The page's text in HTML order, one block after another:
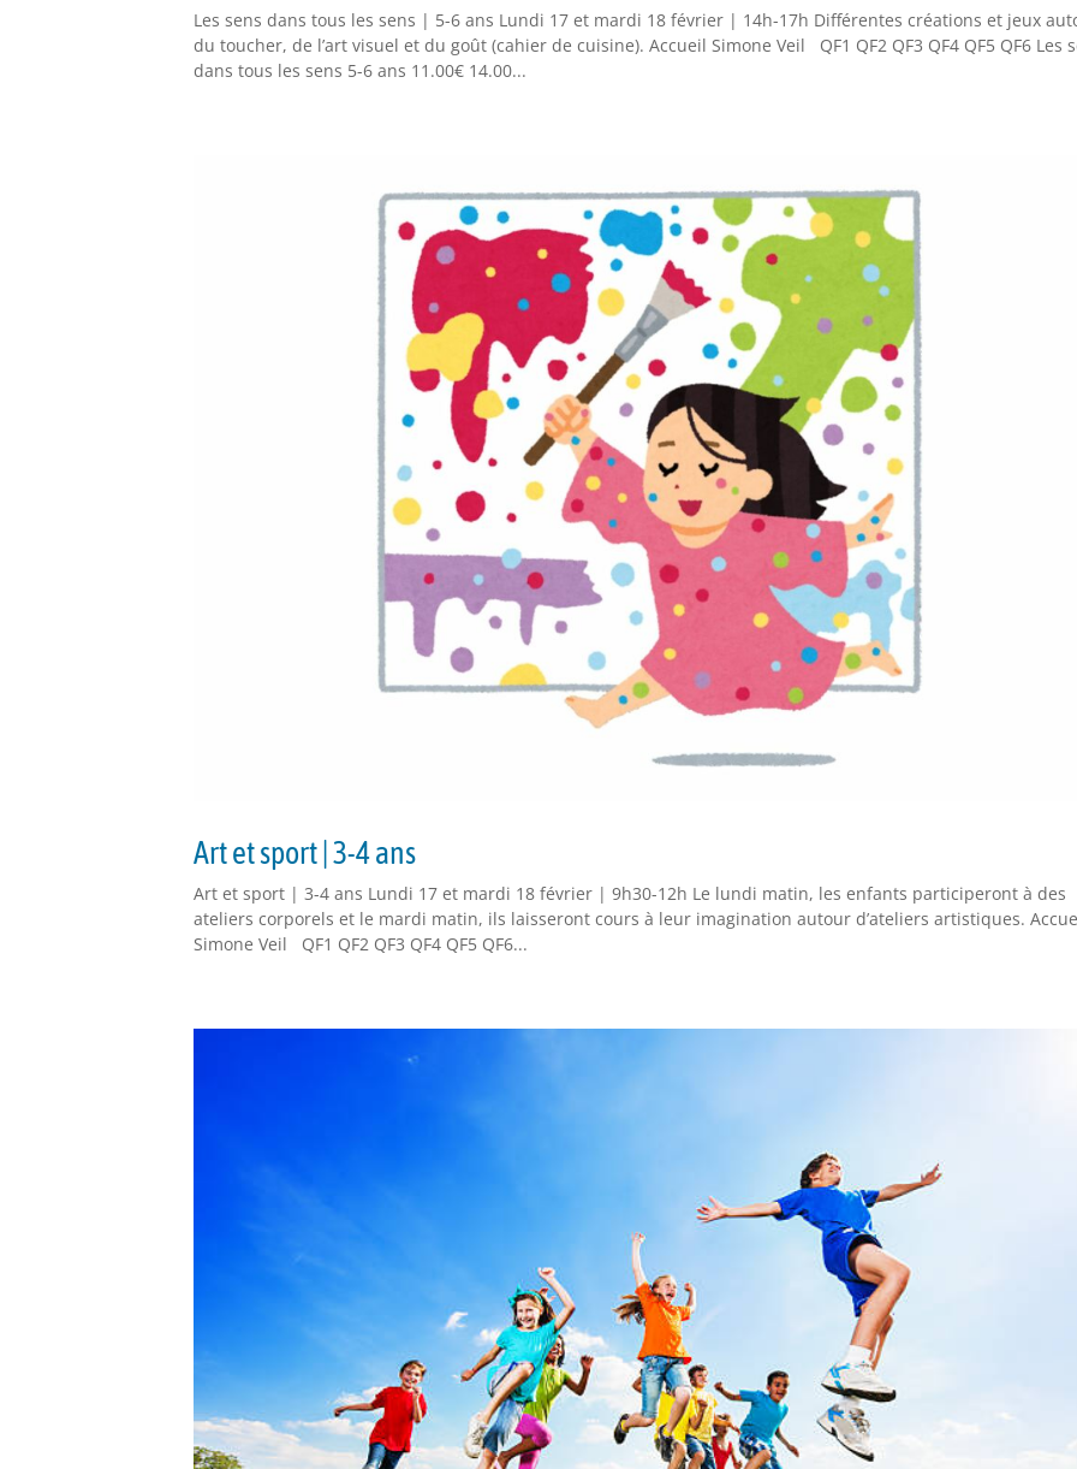
Les sens dans tous les sens | 5-6 ans Lundi 17 et mardi 18 février | 14h-17h Différentes créations et jeux
du toucher, de l’art visuel et du goût (cahier de cuisine). Accueil Simone Veil QF1 QF2 QF3 QF4 QF5 QF6 Les
dans tous les sens 5-6 ans 11.00€ 14.00...
Art et sport | 3-4 ans
Art et sport | 3-4 ans Lundi 17 et mardi 18 février | 9h30-12h Le lundi matin, les enfants participeront à des
ateliers corporels et le mardi matin, ils laisseront cours à leur imagination autour d’ateliers artistiques.
Simone Veil QF1 QF2 QF3 QF4 QF5 QF6...